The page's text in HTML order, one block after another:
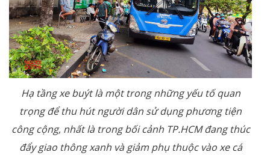
Hạ tầng xe buýt là một trong những yếu tố quan
trọng để thu hút người dân sử dụng phương tiện
công cộng, nhất là trong bối cảnh TP.HCM đang thúc
đẩy giao thông xanh và giảm phụ thuộc vào xe cá